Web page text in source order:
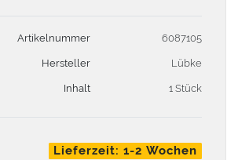
Artikelnummer 6087105
Hersteller Lübke
Inhalt 1 Stück
Lieferzeit: 1-2 Wochen